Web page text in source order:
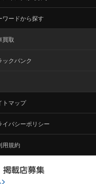
ワードから探す
買取
ックバンク
トマップ
イバシーポリシー
用規約